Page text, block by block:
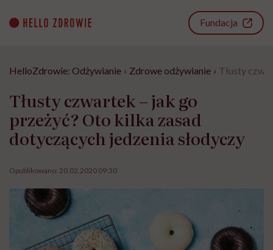
content
Fundacja
HelloZdrowie: Odżywianie › Zdrowe odżywianie › Tłusty
Tłusty czwartek – jak go
przeżyć? Oto kilka zasad
dotyczących jedzenia słodyczy
Opublikowano: 20.02.2020 09:30